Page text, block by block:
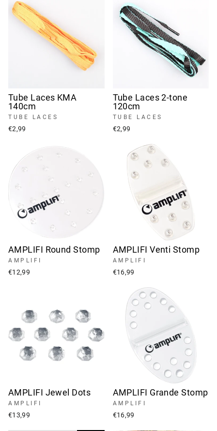
Tube Laces KMA
140cm
TUBE LACES
€2,99
Tube Laces 2-tone
120cm
TUBE LACES
€2,99
AMPLIFI Round Stomp
AMPLIFI
€12,99
AMPLIFI Venti Stomp
AMPLIFI
€16,99
AMPLIFI Jewel Dots
AMPLIFI
€13,99
AMPLIFI Grande Stomp
AMPLIFI
€16,99